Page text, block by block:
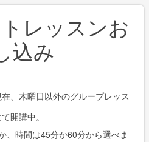
レッスンお
込み
、木曜日以外のグループレッス
開講中。
時間は45分か60分から選べま